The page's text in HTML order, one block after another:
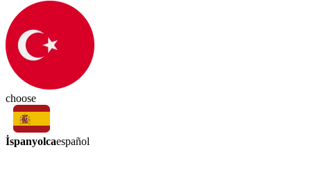
choose
İspanyolcaespañol